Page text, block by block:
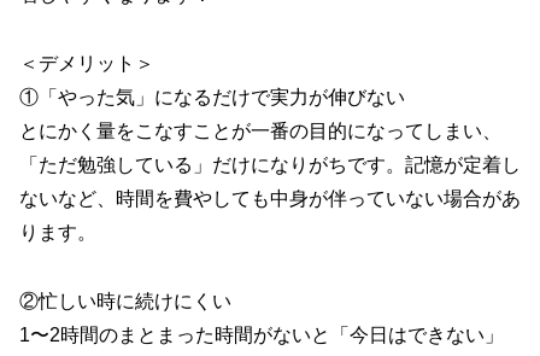
＜デメリット＞
①「やった気」になるだけで実力が伸びない
とにかく量をこなすことが一番の目的になってしまい、
「ただ勉強している」だけになりがちです。記憶が定着し
ないなど、時間を費やしても中身が伴っていない場合があ
ります。
②忙しい時に続けにくい
1〜2時間のまとまった時間がないと「今日はできない」